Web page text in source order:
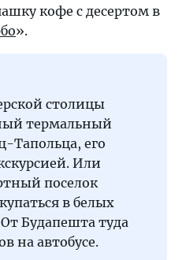
кофе с десертом в
».
столицы
термальный
Тапольца, его
Или
поселок
в белых
Будапешта туда
на автобусе.